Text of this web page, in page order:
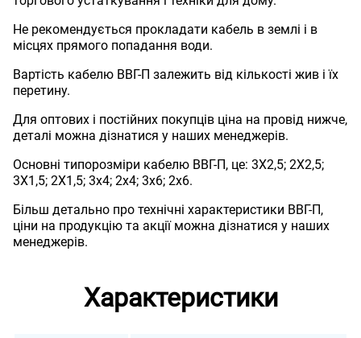
Не рекомендується прокладати кабель в землі і в
місцях прямого попадання води.
Вартість кабелю ВВГ-П залежить від кількості жив і їх
перетину.
Для оптових і постійних покупців ціна на провід нижче,
деталі можна дізнатися у наших менеджерів.
Основні типорозміри кабелю ВВГ-П, це: 3Х2,5; 2Х2,5;
3Х1,5; 2Х1,5; 3х4; 2х4; 3х6; 2х6.
Більш детально про технічні характеристики ВВГ-П,
ціни на продукцію та акції можна дізнатися у наших
менеджерів.
Характеристики